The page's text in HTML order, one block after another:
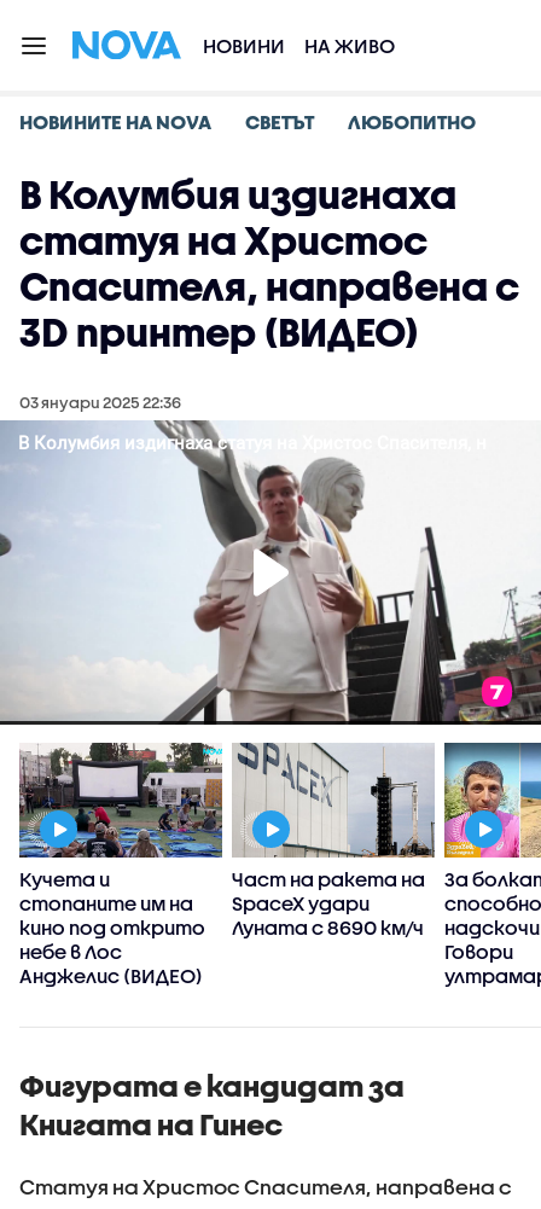
НОВИНИ НА ЖИВО
НОВИНИТЕ НА NOVA СВЕТЪТ ЛЮБОПИТНО
В Колумбия издигнаха
статуя на Христос
Спасителя, направена с
3D принтер (ВИДЕО)
03 януари 2025 22:36
Кучета и
стопаните им на
кино под открито
небе в Лос
Анджелис (ВИДЕО)
Част на ракета на
SpaceX удари
Луната с 8690 км/ч
За
Говори
Стара
Фигурата е кандидат за
Книгата на Гинес
Статуя на Христос Спасителя, направена с